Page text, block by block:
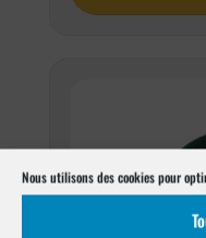
Nous utilisons des cookies pour